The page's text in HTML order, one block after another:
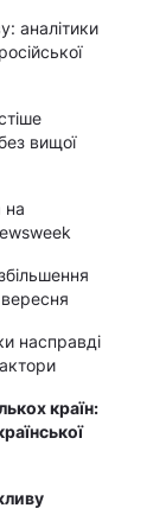
аналітики
вищої
на
вересня
насправді
країн: